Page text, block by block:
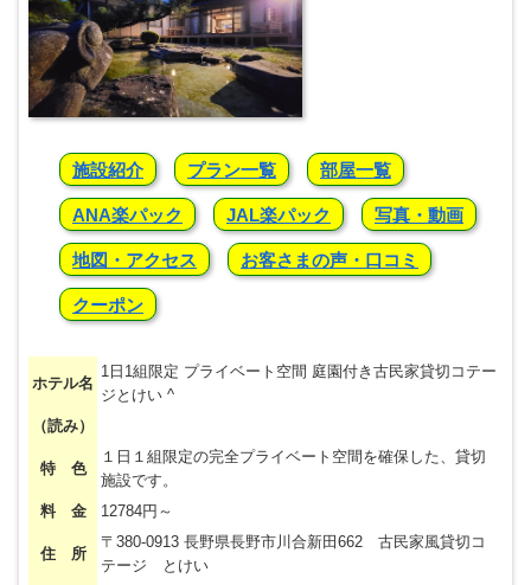
施設紹介 プラン一覧 部屋一覧
ANA楽パック JAL楽パック 写真・動画
地図・アクセス お客さまの声・口コミ
クーポン
ホテル名
1日1組限定 プライベート空間 庭園付き古民家貸切コテー
ジとけい ^
（読み）
特 色
１日１組限定の完全プライベート空間を確保した、貸切
施設です。
料 金
12784円～
住 所
〒380-0913 長野県長野市川合新田662 古民家風貸切コ
テージ とけい